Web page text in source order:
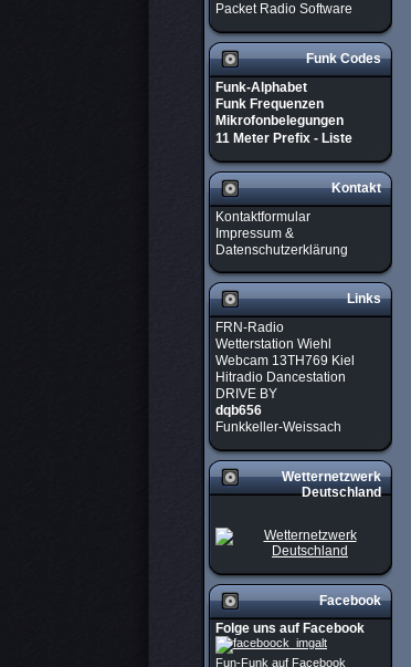
Packet Radio Software
Funk Codes
Funk-Alphabet
Funk Frequenzen
Mikrofonbelegungen
11 Meter Prefix - Liste
Kontakt
Kontaktformular
Impressum &
Datenschutzerklärung
Links
FRN-Radio
Wetterstation Wiehl
Webcam 13TH769 Kiel
Hitradio Dancestation
DRIVE BY
dqb656
Funkkeller-Weissach
Wetternetzwerk
Deutschland
Facebook
Folge uns auf Facebook
Fun-Funk auf Facebook